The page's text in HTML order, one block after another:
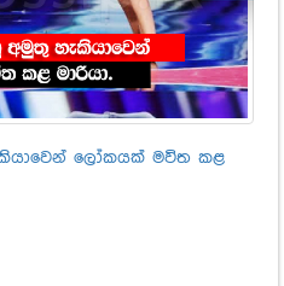
ලෝකයක් මවිත කළ